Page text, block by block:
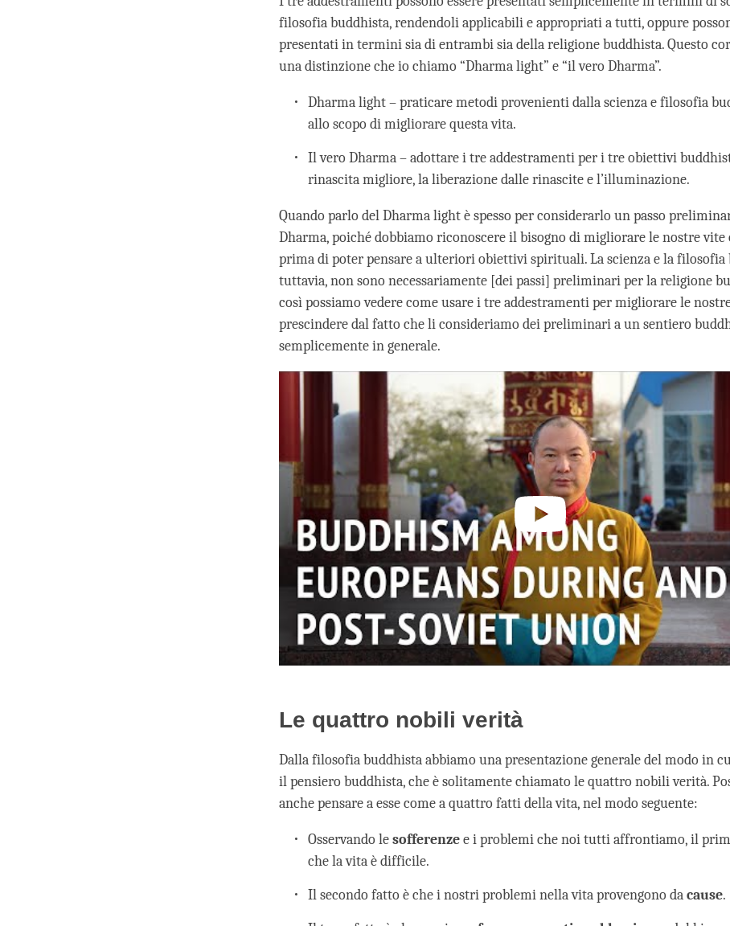
filosofia buddhista, rendendoli applicabili e appropriati a tutti, oppure
presentati in termini sia di entrambi sia della religione buddhista. Questo
una distinzione che io chiamo “Dharma light” e “il vero Dharma”.
Dharma light – praticare metodi provenienti dalla scienza e filosofia
allo scopo di migliorare questa vita.
Il vero Dharma – adottare i tre addestramenti per i tre obiettivi
rinascita migliore, la liberazione dalle rinascite e l’illuminazione.
Quando parlo del Dharma light è spesso per considerarlo un passo
Dharma, poiché dobbiamo riconoscere il bisogno di migliorare le nostre
prima di poter pensare a ulteriori obiettivi spirituali. La scienza e la filosofia
tuttavia, non sono necessariamente [dei passi] preliminari per la religione
così possiamo vedere come usare i tre addestramenti per migliorare le
prescindere dal fatto che li consideriamo dei preliminari a un sentiero
semplicemente in generale.
Le quattro nobili verità
Dalla filosofia buddhista abbiamo una presentazione generale del modo in
il pensiero buddhista, che è solitamente chiamato le quattro nobili verità.
anche pensare a esse come a quattro fatti della vita, nel modo seguente:
Osservando lesofferenzee i problemi che noi tutti affrontiamo, il
che la vita è difficile.
Il secondo fatto è che i nostri problemi nella vita provengono dacause.